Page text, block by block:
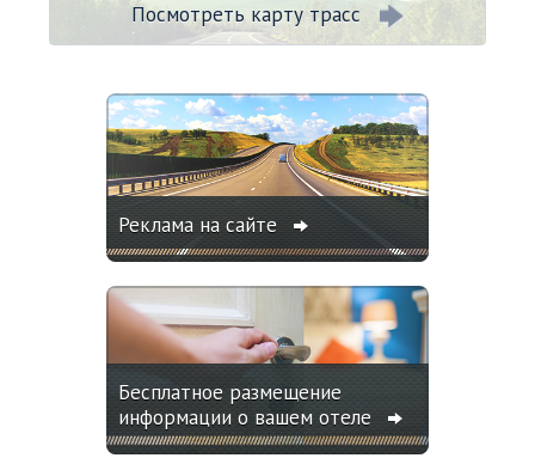
Посмотреть карту трасс
Реклама на сайте
Бесплатное размещение
информации о вашем отеле